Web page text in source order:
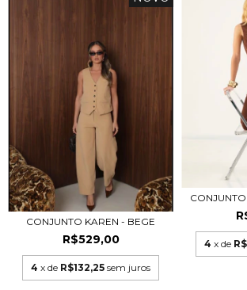
CONJUNTO KAREN - BEGE
R$529,00
4 x de R$132,25 sem juros
4 x de